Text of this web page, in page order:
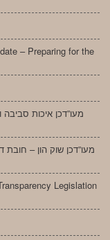
– Preparing for the
מעו”דכן איכות
מעו”דכן שוק הון – חובת
Legislation